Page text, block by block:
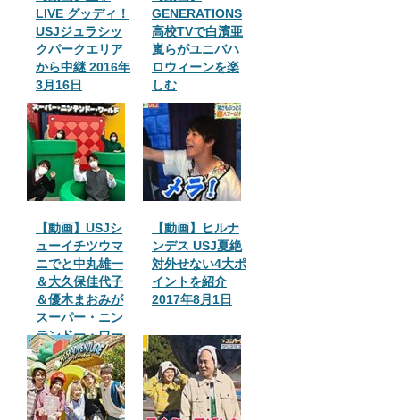
LIVE グッディ！
USJジュラシッ
クパークエリア
から中継 2016年
3月16日
GENERATIONS
高校TVで白濱亜
嵐らがユニバハ
ロウィーンを楽
しむ
【動画】USJシ
ューイチツウマ
ニでと中丸雄一
＆大久保佳代子
＆優木まおみが
スーパー・ニン
テンドー・ワー
ルドに
【動画】ヒルナ
ンデス USJ夏絶
対外せない4大ポ
イントを紹介
2017年8月1日